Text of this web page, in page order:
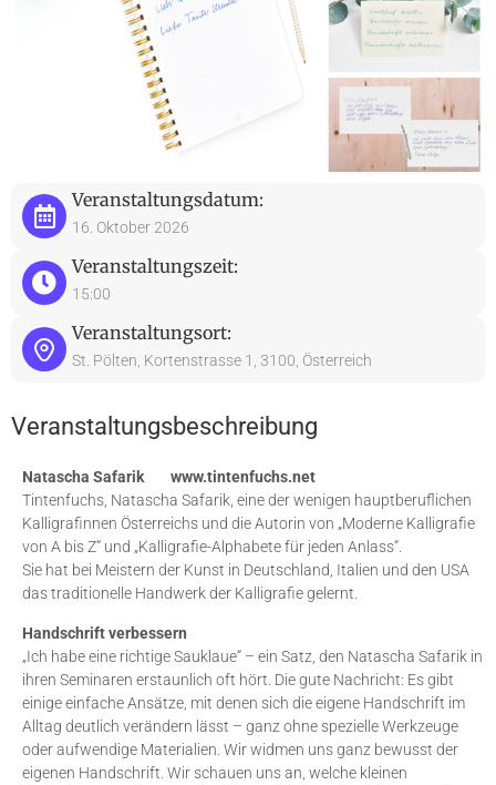
Veranstaltungsdatum:
16. Oktober 2026
Veranstaltungszeit:
15:00
Veranstaltungsort:
St. Pölten, Kortenstrasse 1, 3100, Österreich
Veranstaltungsbeschreibung
Natascha Safarik www.tintenfuchs.net
Tintenfuchs, Natascha Safarik, eine der wenigen hauptberuflichen
Kalligrafinnen Österreichs und die Autorin von „Moderne Kalligrafie
von A bis Z“ und „Kalligrafie-Alphabete für jeden Anlass“.
Sie hat bei Meistern der Kunst in Deutschland, Italien und den USA
das traditionelle Handwerk der Kalligrafie gelernt.
Handschrift verbessern
„Ich habe eine richtige Sauklaue“ – ein Satz, den Natascha Safarik in
ihren Seminaren erstaunlich oft hört. Die gute Nachricht: Es gibt
einige einfache Ansätze, mit denen sich die eigene Handschrift im
Alltag deutlich verändern lässt – ganz ohne spezielle Werkzeuge
oder aufwendige Materialien. Wir widmen uns ganz bewusst der
eigenen Handschrift. Wir schauen uns an, welche kleinen